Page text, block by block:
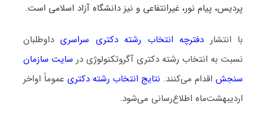
پردیس، پیام نور، غیرانتفاعی و نیز دانشگاه آزاد اسلامی است.
با انتشار دفترچه انتخاب رشته دکتری سراسری داوطلبان
نسبت به انتخاب رشته دکتری آگروتکنولوژی در سایت سازمان
سنجشاقدام می‌کنند. نتایج انتخاب رشته دکتری عموماً اواخر
اردیبهشت‌ماه اطلاع‌رسانی می‌شود.